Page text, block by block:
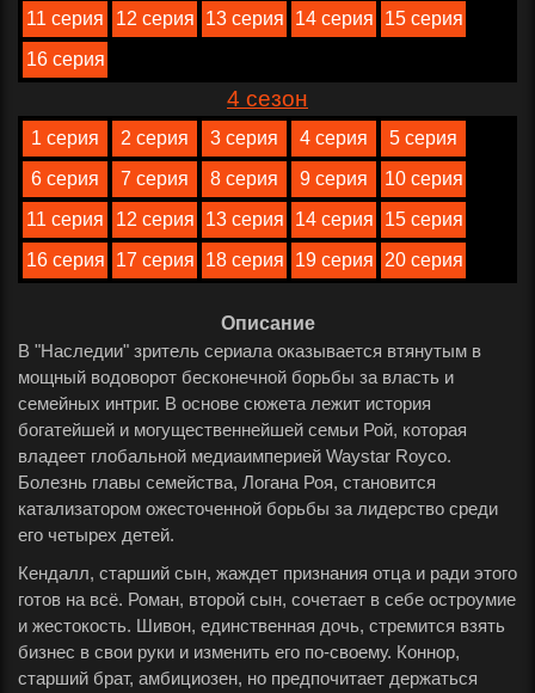
11 серия
12 серия 13 серия 14 серия
15 серия
16 серия
4 сезон
1 серия 2 серия 3 серия 4 серия
5 серия
6 серия
7 серия 8 серия 9 серия
10 серия
11 серия
12 серия 13 серия 14 серия
15 серия
16 серия
17 серия 18 серия 19 серия 20 серия
Описание
В "Наследии" зритель сериала оказывается втянутым в
мощный водоворот бесконечной борьбы за власть и
семейных интриг. В основе сюжета лежит история
богатейшей и могущественнейшей семьи Рой, которая
владеет глобальной медиаимперией Waystar Royco.
Болезнь главы семейства, Логана Роя, становится
катализатором ожесточенной борьбы за лидерство среди
его четырех детей.
Кендалл, старший сын, жаждет признания отца и ради этого
готов на всё. Роман, второй сын, сочетает в себе остроумие
и жестокость. Шивон, единственная дочь, стремится взять
бизнес в свои руки и изменить его по-своему. Коннор,
старший брат, амбициозен, но предпочитает держаться